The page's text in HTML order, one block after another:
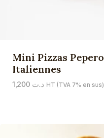
Mini Pizzas
Italiennes
د.ت 1,200 HT (TVA 7% en sus)